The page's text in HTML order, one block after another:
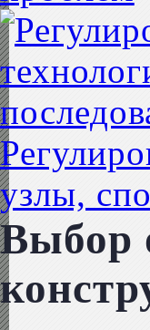
узлы,
Выбор